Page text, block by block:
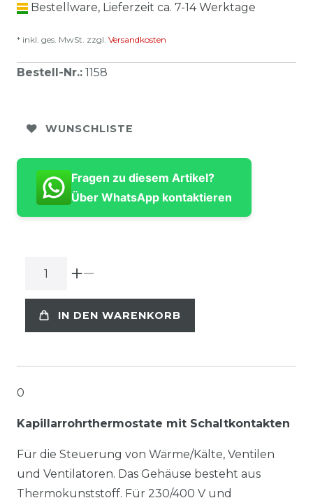
Bestellware, Lieferzeit ca. 7-14 Werktage
* inkl. ges. MwSt. zzgl. Versandkosten
Bestell-Nr.: 1158
WUNSCHLISTE
Fragen zu diesem Artikel?
Über WhatsApp kontaktieren
IN DEN WARENKORB
0
Kapillarrohrthermostate mit Schaltkontakten
Für die Steuerung von Wärme/Kälte, Ventilen
und Ventilatoren. Das Gehäuse besteht aus
Thermokunststoff. Für 230/400 V und